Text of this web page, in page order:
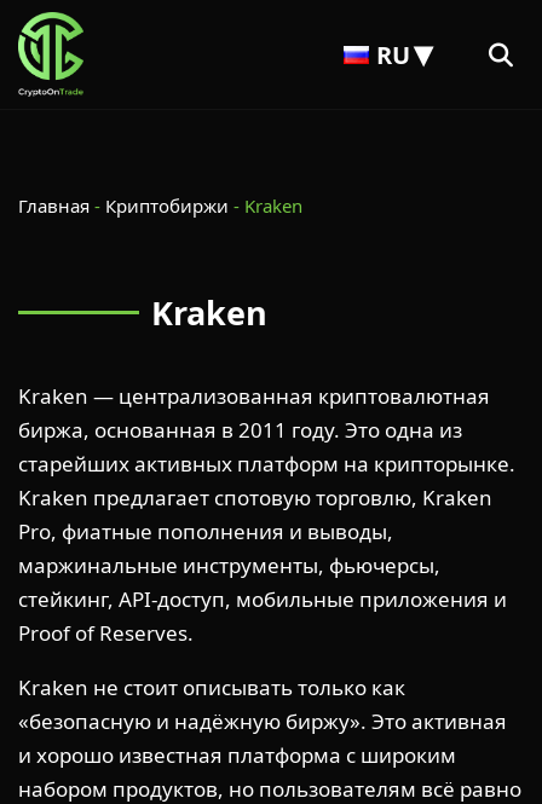
RU
Главная - Криптобиржи - Kraken
Kraken
Kraken — централизованная криптовалютная
биржа, основанная в 2011 году. Это одна из
старейших активных платформ на крипторынке.
Kraken предлагает спотовую торговлю, Kraken
Pro, фиатные пополнения и выводы,
маржинальные инструменты, фьючерсы,
стейкинг, API-доступ, мобильные приложения и
Proof of Reserves.
Kraken не стоит описывать только как
«безопасную и надёжную биржу». Это активная
и хорошо известная платформа с широким
набором продуктов, но пользователям всё равно